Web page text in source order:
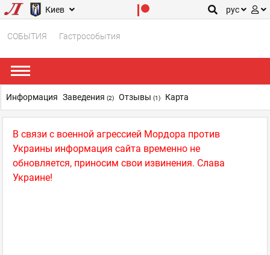
Киев рус
СОБЫТИЯ Гастрособытия
В связи с военной агрессией Мордора против
Украины информация сайта временно не
обновляется, приносим свои извинения. Слава
Украине!
Информация Заведения (2) Отзывы (1) Карта